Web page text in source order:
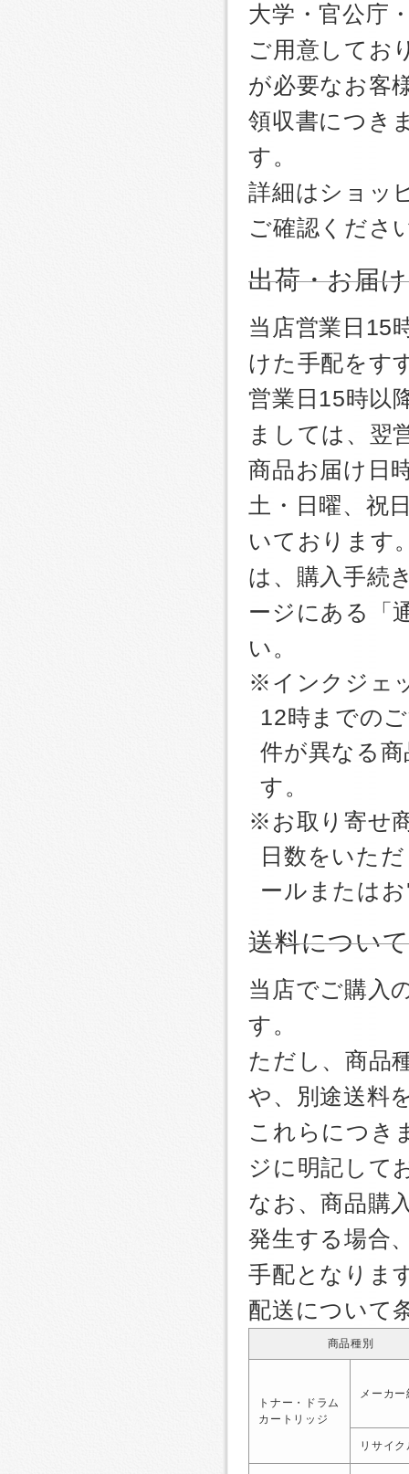
大学・官公庁
ご用意してお
が必要なお客
領収書につき
す。
詳細はショッ
ご確認くださ
出荷・お届
当店営業日15
けた手配をす
営業日15時以
ましては、翌
商品お届け日
土・日曜、祝
いております
は、購入手続
ージにある「
い。
※インクジェ
12時までの
件が異なる
す。
※お取り寄せ
日数をいた
ールまたは
送料について
当店でご購入
す。
ただし、商品
や、別途送料
これらにつき
ジに明記して
なお、商品購
発生する場合
手配となりま
配送について
商品種別
トナー・ドラム
カートリッジ
メーカ
リサイ